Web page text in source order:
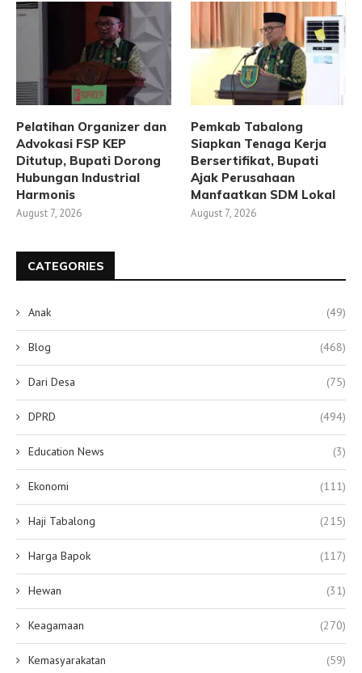
Pelatihan Organizer dan
Advokasi FSP KEP
Ditutup, Bupati Dorong
Hubungan Industrial
Harmonis
August 7, 2026
Pemkab Tabalong
Siapkan Tenaga Kerja
Bersertifikat, Bupati
Ajak Perusahaan
Manfaatkan SDM Lokal
August 7, 2026
CATEGORIES
Anak (49)
Blog (468)
Dari Desa (75)
DPRD (494)
Education News (3)
Ekonomi (111)
Haji Tabalong (215)
Harga Bapok (117)
Hewan (31)
Keagamaan (270)
Kemasyarakatan (59)